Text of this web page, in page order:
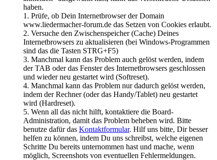
haben.
1. Prüfe, ob Dein Internetbrowser der Domain
www.liedermacher-forum.de das Setzen von Cookies erlaubt.
2. Versuche den Zwischenspeicher (Cache) Deines
Internetbrowsers zu aktualisieren (bei Windows-Programmen
sind das die Tasten STRG+F5)
3. Manchmal kann das Problem auch gelöst werden, indem
der TAB oder das Fenster des Internetbrowsers geschlossen
und wieder neu gestartet wird (Softreset).
4. Manchmal kann das Problem nur dadurch gelöst werden,
indem der Rechner (oder das Handy/Tablet) neu gestartet
wird (Hardreset).
5. Wenn all das nicht hilft, kontaktiere die Board-
Administration, damit das Problem beheben wird. Bitte
benutze dafür das Kontaktformular. Hilf uns bitte, Dir besser
helfen zu können, indem Du uns schreibst, welche eigenen
Schritte Du bereits unternommen hast und mache, wenn
möglich, Screenshots von eventuellen Fehlermeldungen.